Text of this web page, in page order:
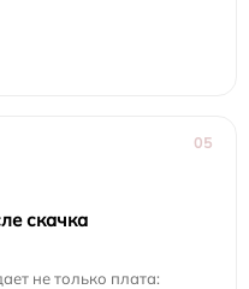
05
скачка
не только плата: